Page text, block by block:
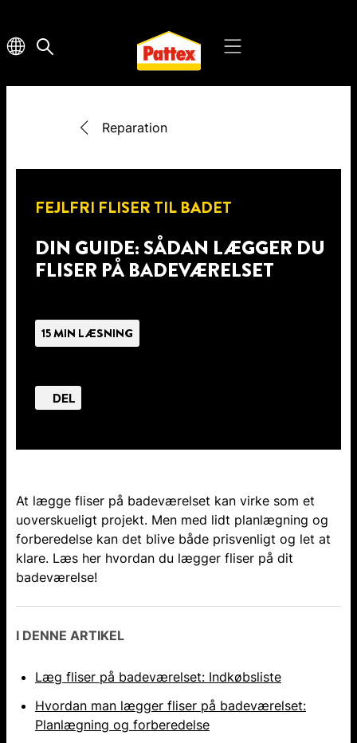
Reparation
FEJLFRI FLISER TIL BADET
DIN GUIDE: SÅDAN LÆGGER DU
FLISER PÅ BADEVÆRELSET
15 MIN LÆSNING
DEL
At lægge fliser på badeværelset kan virke som et
uoverskueligt projekt. Men med lidt planlægning og
forberedelse kan det blive både prisvenligt og let at
klare. Læs her hvordan du lægger fliser på dit
badeværelse!
I DENNE ARTIKEL
Læg fliser på badeværelset: Indkøbsliste
Hvordan man lægger fliser på badeværelset:
Planlægning og forberedelse